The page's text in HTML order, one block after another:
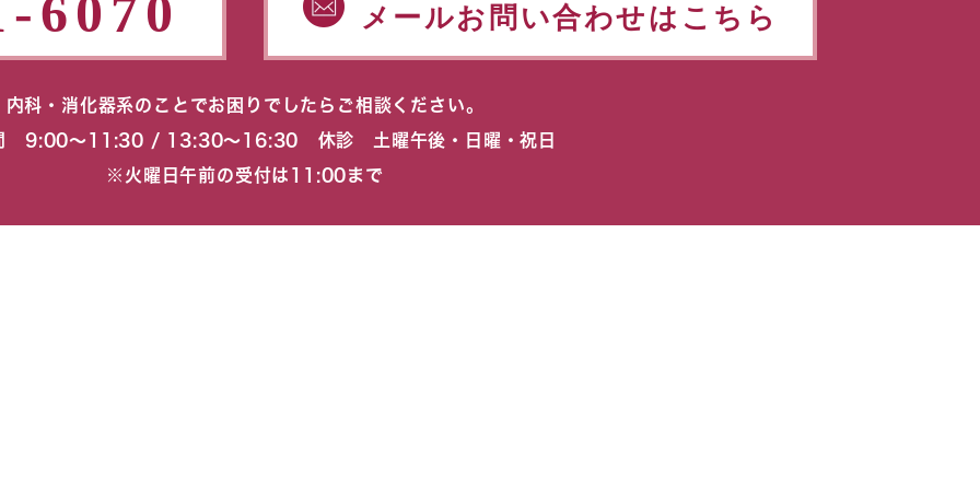
6070 メールお問い合わせはこちら
内科・消化器系のことでお困りでしたらご相談ください。
9:00〜11:30 / 13:30〜16:30 休診 土曜午後・日曜・祝日
※火曜日午前の受付は11:00まで